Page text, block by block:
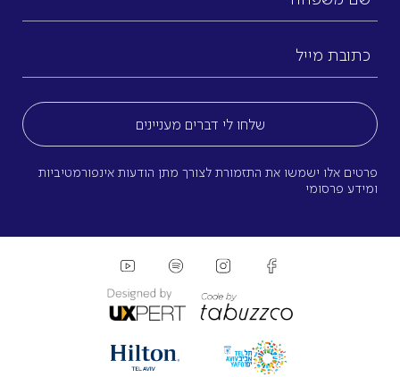
משפחה
מייל
פרטים אלו ישמשו את התזמורת לצורך מתן הודעות אינפורמטיביות
ומידע פרסומי